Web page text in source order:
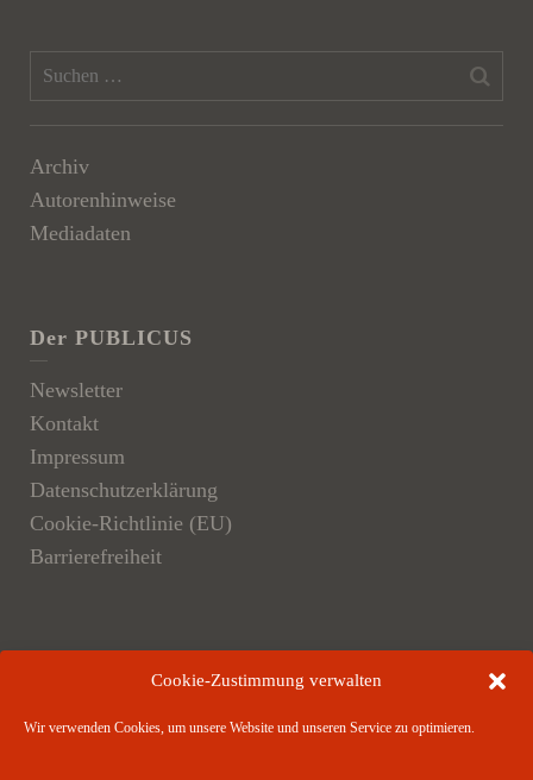
Cookie-Zustimmung verwalten
Wir verwenden Cookies, um unsere Website und unseren Service zu optimieren.
Archiv
Autorenhinweise
Mediadaten
Der PUBLICUS
Newsletter
Kontakt
Impressum
Datenschutzerklärung
Cookie-Richtlinie (EU)
Barrierefreiheit